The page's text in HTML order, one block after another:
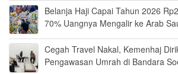
Belanja Haji Capai Tahun 2026
70% Uangnya Mengalir ke Arab
Cegah Travel Nakal, Kemenhaj
Pengawasan Umrah di Bandara